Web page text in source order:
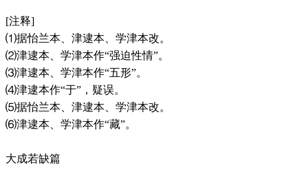
[注释]
⑴据怡兰本、津逮本、学津本改。
⑵津逮本、学津本作“强迫性情”。
⑶津逮本、学津本作“五形”。
⑷津逮本作“于”，疑误。
⑸据怡兰本、津逮本、学津本改。
⑹津逮本、学津本作“藏”。
大成若缺篇